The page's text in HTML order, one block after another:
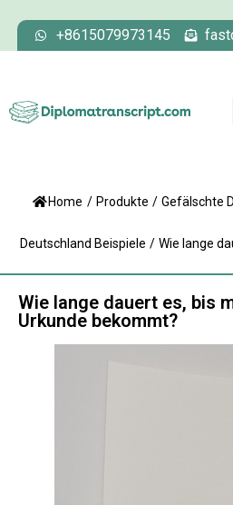
+8615079973145
Home / Produkte / Gefälschte
Deutschland Beispiele / Wie lange
Wie lange dauert es, bis
Urkunde bekommt?